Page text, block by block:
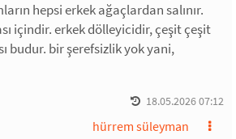
hepsi erkek ağaçlardan salınır.
içindir. erkek dölleyicidir, çeşit çeşit
budur. bir şerefsizlik yok yani,
18.05.2026 07:12
hürrem süleyman